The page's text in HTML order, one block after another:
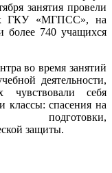
занятия провели
ГКУ «МГПСС», на
более 740 учащихся
во время занятий
деятельности,
себя
классы: спасения на
защиты.